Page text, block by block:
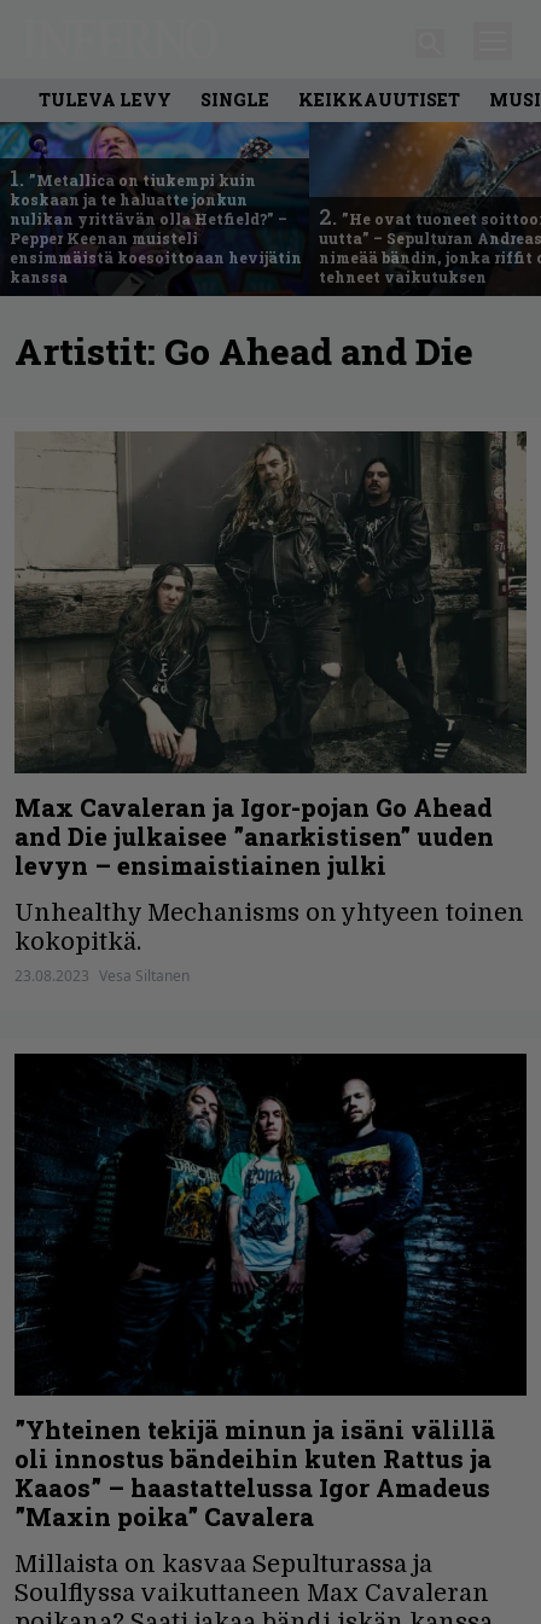
TULEVA LEVY SINGLE KEIKKAUUTISET
1. ”Metallica on tiukempi kuin
koskaan ja te haluatte jonkun
nulikan yrittävän olla Hetfield?” –
Pepper Keenan muisteli
ensimmäistä koesoittoaan hevijätin
kanssa
2. ”He ovat tuoneet
uutta” – Sepulturan
nimeää bändin, jonka riffit
tehneet vaikutuksen
Artistit: Go Ahead and Die
Max Cavaleran ja Igor-pojan Go Ahead
and Die julkaisee ”anarkistisen” uuden
levyn – ensimaistiainen julki
Unhealthy Mechanisms on yhtyeen toinen
kokopitkä.
23.08.2023 Vesa Siltanen
”Yhteinen tekijä minun ja isäni välillä
oli innostus bändeihin kuten Rattus ja
Kaaos” – haastattelussa Igor Amadeus
”Maxin poika” Cavalera
Millaista on kasvaa Sepulturassa ja
Soulflyssa vaikuttaneen Max Cavaleran